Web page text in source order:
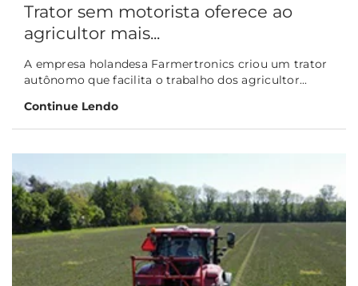
Trator sem motorista oferece ao
agricultor mais...
A empresa holandesa Farmertronics criou um trator
autônomo que facilita o trabalho dos agricultor...
Continue Lendo